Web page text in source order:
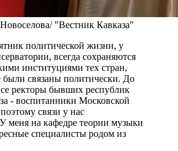
"Вестник Кавказа"
политической жизни, у
всегда сохраняются
институциями тех стран,
были связаны политически. До
ректоры бывших республик
- воспитанники Московской
связи у нас
меня на кафедре теории музыки
специалисты родом из